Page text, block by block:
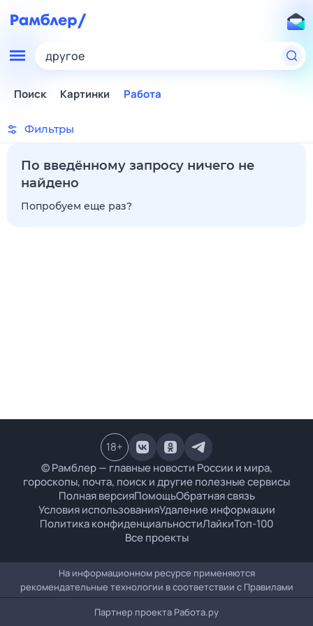
другое
Поиск Картинки Работа
Фильтры
По введённому запросу ничего не
найдено
Попробуем еще раз?
© Рамблер — главные новости России и мира,
гороскопы, почта, поиск и другие полезные сервисы
Полная версияПомощьОбратная связь
Условия использованияУдаление информации
Политика конфиденциальностиЛайкиТоп-100
Все проекты
18+
На информационном ресурсе применяются
рекомендательные технологии в соответствии с Правилами
Партнер проекта Работа.ру